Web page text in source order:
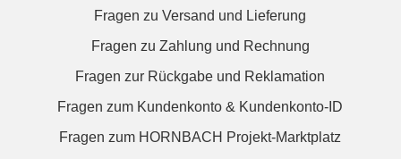
Fragen zu Versand und Lieferung
Fragen zu Zahlung und Rechnung
Fragen zur Rückgabe und Reklamation
Fragen zum Kundenkonto & Kundenkonto-ID
Fragen zum HORNBACH Projekt-Marktplatz